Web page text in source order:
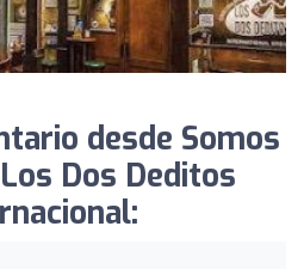
desde Somos
Dos Deditos